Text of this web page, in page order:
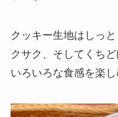
クッキー生地はしっ
クサク、そしてくち
いろいろな食感を楽